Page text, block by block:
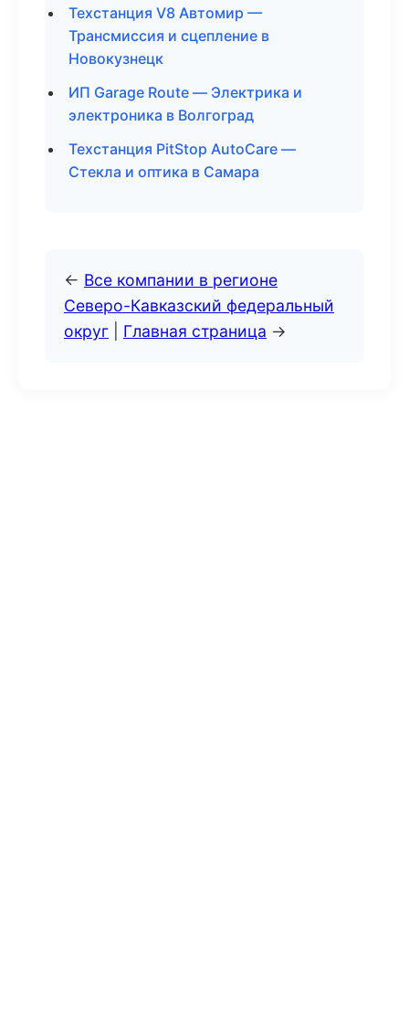
Техстанция V8 Автомир —
Трансмиссия и сцепление в
Новокузнецк
ИП Garage Route — Электрика и
электроника в Волгоград
Техстанция PitStop AutoCare —
Стекла и оптика в Самара
← Все компании в регионе
Северо-Кавказский федеральный
округ
Главная страница →